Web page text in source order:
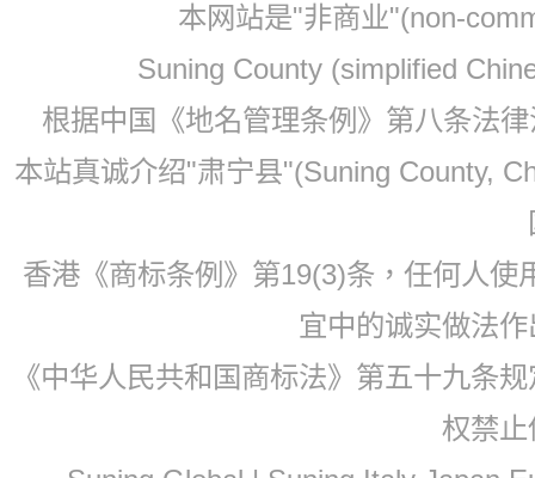
本网站是"非商业"(non-
Suning County (simplified
根据中国《地名管理条例》第八条法
本站真诚介绍"肃宁县"(Suning County,
香港《商标条例》第19(3)条，任何人
宜中的诚实做法
《中华人民共和国商标法》第五十九条
权禁